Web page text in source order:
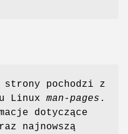
pochodzi z
Linux man-pages .
dotyczące
najnowszą